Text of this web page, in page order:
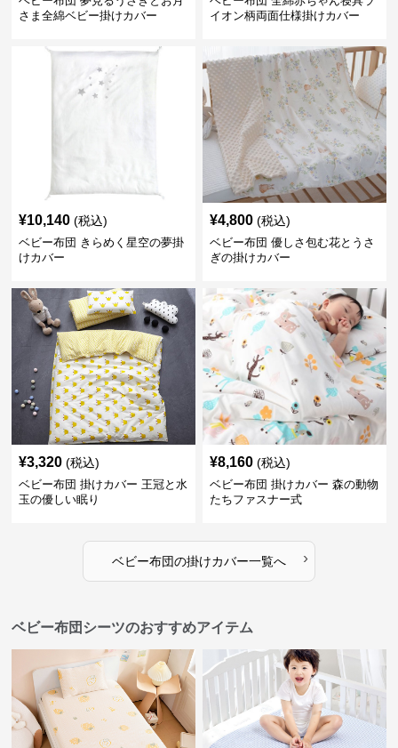
さま全綿ベビー掛けカバー
イオン柄両面仕様掛けカバー
¥10,140 (税込)
ベビー布団 きらめく星空の夢掛
けカバー
¥4,800 (税込)
ベビー布団 優しさ包む花とうさ
ぎの掛けカバー
¥3,320 (税込)
ベビー布団 掛けカバー 王冠と水
玉の優しい眠り
¥8,160 (税込)
ベビー布団 掛けカバー 森の動物
たちファスナー式
ベビー布団の掛けカバー一覧へ ›
ベビー布団シーツのおすすめアイテム